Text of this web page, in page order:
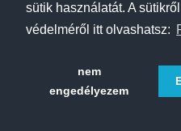
sütik használatát. A
védelméről itt olvashatsz:
nem
engedélyezem